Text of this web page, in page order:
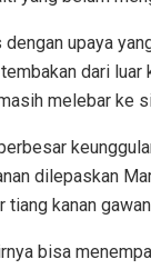
upaya
dari
melebar ke
dilepaskan
tiang kanan
bisa